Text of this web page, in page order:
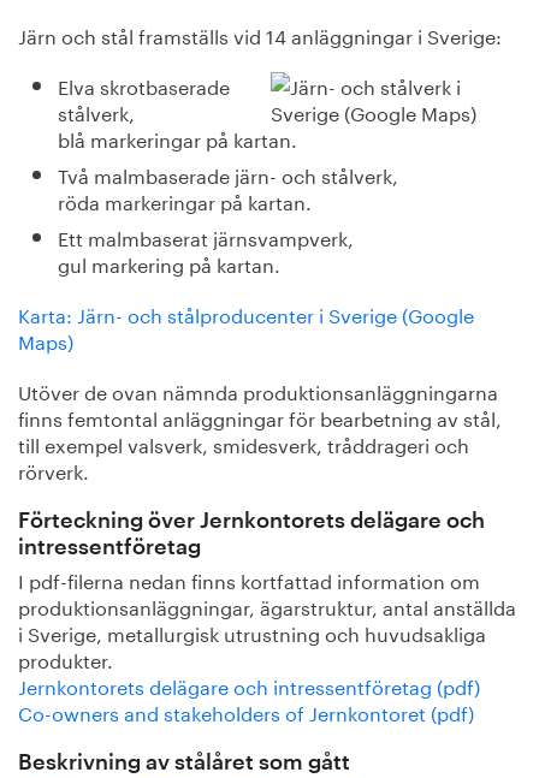
Bildbank
Om oss
Järn och stål framställs vid 14 anläggningar i Sverige:
Elva skrotbaserade
stålverk,
blå markeringar på kartan.
Två malmbaserade järn- och stålverk,
röda markeringar på kartan.
Ett malmbaserat järnsvampverk,
gul markering på kartan.
Karta: Järn- och stålproducenter i Sverige (Google
Maps)
Utöver de ovan nämnda produktionsanläggningarna
finns femtontal anläggningar för bearbetning av stål,
till exempel valsverk, smidesverk, tråddrageri och
rörverk.
Förteckning över Jernkontorets delägare och
intressentföretag
I pdf-filerna nedan finns kortfattad information om
produktionsanläggningar, ägarstruktur, antal anställda
i Sverige, metallurgisk utrustning och huvudsakliga
produkter.
Jernkontorets delägare och intressentföretag (pdf)
Co-owners and stakeholders of Jernkontoret (pdf)
Beskrivning av stålåret som gått